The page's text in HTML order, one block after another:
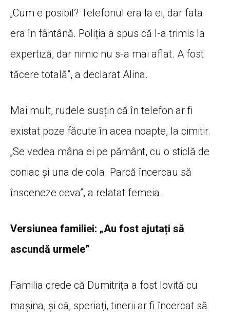
„Cum e posibil? Telefonul era la ei, dar fata
era în fântână. Poliția a spus că l-a trimis la
expertiză, dar nimic nu s-a mai aflat. A fost
tăcere totală”, a declarat Alina.
Mai mult, rudele susțin că în telefon ar fi
existat poze făcute în acea noapte, la cimitir.
„Se vedea mâna ei pe pământ, cu o sticlă de
coniac și una de cola. Parcă încercau să
însceneze ceva”, a relatat femeia.
Versiunea familiei: „Au fost ajutați să
ascundă urmele”
Familia crede că Dumitrița a fost lovită cu
mașina, și că, speriați, tinerii ar fi încercat să